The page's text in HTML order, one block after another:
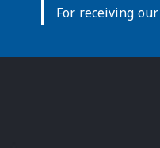
For receiving